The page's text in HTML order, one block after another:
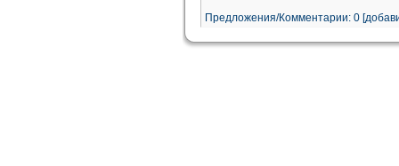
Предложения/Комментарии: 0